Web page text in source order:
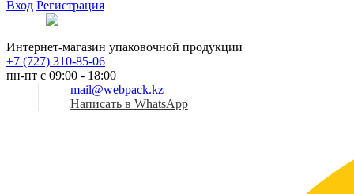
Вход Регистрация
Интернет-магазин упаковочной продукции
+7 (727) 310-85-06
пн-пт с 09:00 - 18:00
mail@webpack.kz
Написать в WhatsApp